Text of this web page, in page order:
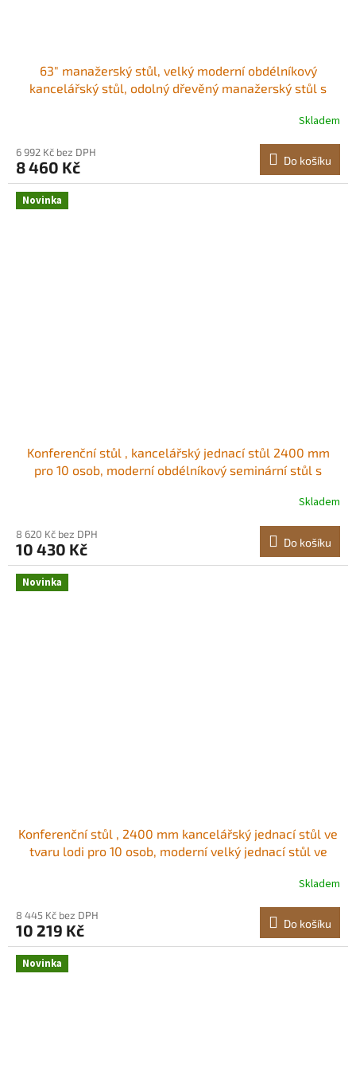
63" manažerský stůl, velký moderní obdélníkový
kancelářský stůl, odolný dřevěný manažerský stůl s
montáž, pro práci, studium, psaní, ořech Moderní
manažerský stůl Prostorná pracovní deska
Skladem
6 992 Kč bez DPH
8 460 Kč Do košíku
Novinka
Konferenční stůl , kancelářský jednací stůl 2400 mm
pro 10 osob, moderní obdélníkový seminární stůl s
kanceláře, zasedací místnosti, konferenční místnosti,
Skladem
8 620 Kč bez DPH
10 430 Kč Do košíku
Novinka
Konferenční stůl , 2400 mm kancelářský jednací stůl ve
tvaru lodi pro 10 osob, moderní velký jednací stůl ve
místnosti, konferenční místnosti, snadná montáž,
černohnědá Ideální pro skupinové
Skladem
8 445 Kč bez DPH
10 219 Kč Do košíku
Novinka